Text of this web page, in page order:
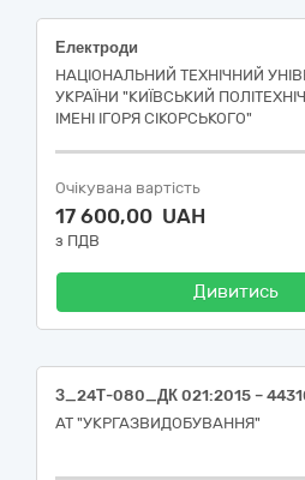
Електроди
НАЦІОНАЛЬНИЙ ТЕХНІЧНИЙ
УКРАЇНИ "КИЇВСЬКИЙ
ІМЕНІ ІГОРЯ СІКОРСЬКОГО"
Очікувана вартість
17 600,00 UAH
з ПДВ
Дивитись
АТ "УКРГАЗВИДОБУВАННЯ"